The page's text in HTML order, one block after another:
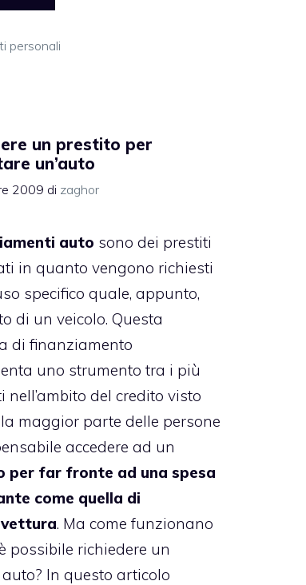
personali
un prestito per
un’auto
2009 di zaghor
auto sono dei prestiti
in quanto vengono richiesti
specifico quale, appunto,
di un veicolo. Questa
di finanziamento
uno strumento tra i più
nell’ambito del credito visto
maggior parte delle persone
accedere ad un
per far fronte ad una spesa
come quella di
. Ma come funzionano
possibile richiedere un
In questo articolo